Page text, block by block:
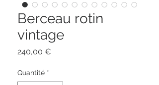
Berceau rotin
vintage
240,00 €
Quantité *